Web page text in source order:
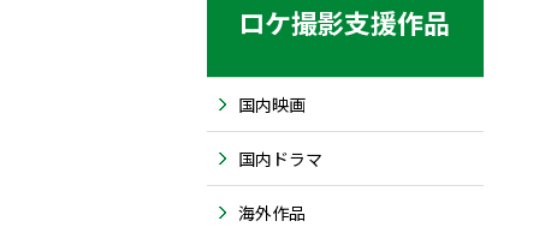
ロケ撮影支援作品
国内映画
国内ドラマ
海外作品